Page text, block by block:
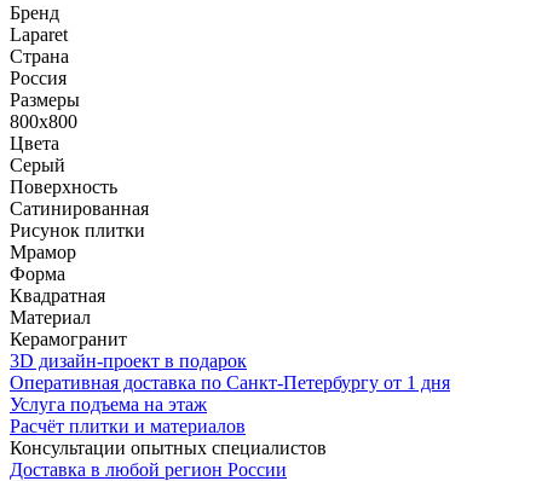
Бренд
Laparet
Страна
Россия
Размеры
800x800
Цвета
Серый
Поверхность
Сатинированная
Рисунок плитки
Мрамор
Форма
Квадратная
Материал
Керамогранит
3D дизайн-проект в подарок
Оперативная доставка по Санкт-Петербургу от 1 дня
Услуга подъема на этаж
Расчёт плитки и материалов
Консультации опытных специалистов
Доставка в любой регион России